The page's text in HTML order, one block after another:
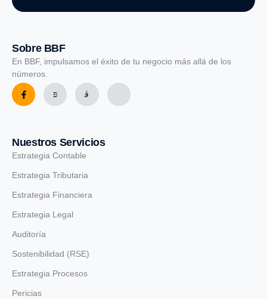
Sobre BBF
En BBF, impulsamos el éxito de tu negocio más allá de los
números.
Nuestros Servicios
Estrategia Contable
Estrategia Tributaria
Estrategia Financiera
Estrategia Legal
Auditoría
Sostenibilidad (RSE)
Estrategia Procesos
Pericias